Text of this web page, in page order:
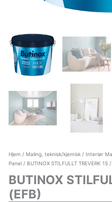
Hjem / Maling, teknisk/kjemisk/ Interiør
Panel/ BUTINOX STILFULLT TREVERK 15/
BUTINOX
(EFB)